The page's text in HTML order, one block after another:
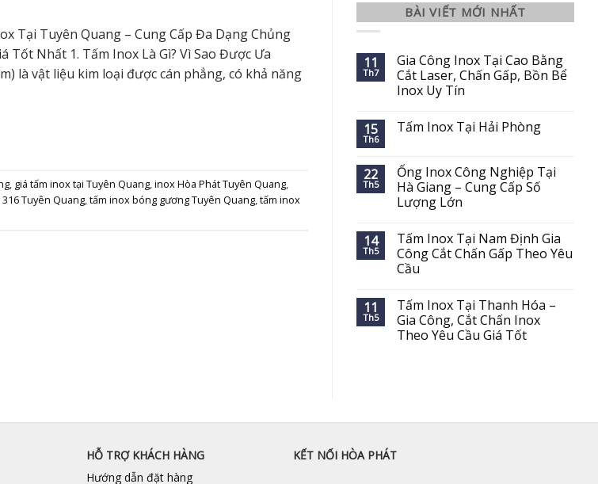
Tại Tuyên Quang – Cung Cấp Đa Dạng Chủng
Tốt Nhất 1. Tấm Inox Là Gì? Vì Sao Được Ưa
là vật liệu kim loại được cán phẳng, có khả năng
, giá tấm inox tại Tuyên Quang,inox Hòa Phát Tuyên Quang,
Tuyên Quang,tấm inox bóng gương Tuyên Quang,tấm inox
BÀI VIẾT MỚI NHẤT
11
Th7
Gia Công Inox Tại Cao Bằng
Cắt Laser, Chấn Gấp, Bồn Bể
Inox Uy Tín
15
Th6
Tấm Inox Tại Hải Phòng
22
Th5
Ống Inox Công Nghiệp Tại
Hà Giang – Cung Cấp Số
Lượng Lớn
14
Th5
Tấm Inox Tại Nam Định Gia
Công Cắt Chấn Gấp Theo Yêu
Cầu
11
Th5
Tấm Inox Tại Thanh Hóa –
Gia Công, Cắt Chấn Inox
Theo Yêu Cầu Giá Tốt
HỖ TRỢ KHÁCH HÀNG
Hướng dẫn đặt hàng
KẾT NỐI HÒA PHÁT